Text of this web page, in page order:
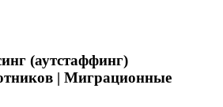
(аутстаффинг)
| Миграционные